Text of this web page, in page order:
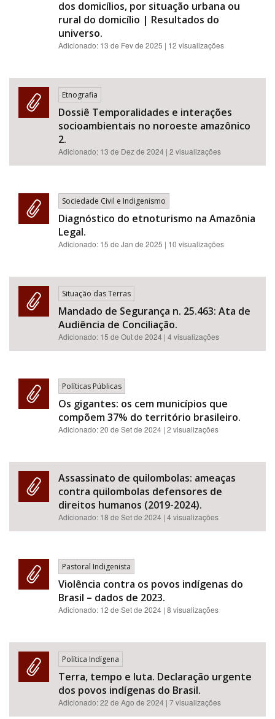
dos domicílios, por situação urbana ou
rural do domicílio | Resultados do
universo.
Adicionado: 13 de Fev de 2025 | 12 visualizações
Etnografia
Dossiê Temporalidades e interações
socioambientais no noroeste amazônico
2.
Adicionado: 13 de Dez de 2024 | 2 visualizações
Sociedade Civil e Indigenismo
Diagnóstico do etnoturismo na Amazônia
Legal.
Adicionado: 15 de Jan de 2025 | 10 visualizações
Situação das Terras
Mandado de Segurança n. 25.463: Ata de
Audiência de Conciliação.
Adicionado: 15 de Out de 2024 | 4 visualizações
Políticas Públicas
Os gigantes: os cem municípios que
compõem 37% do território brasileiro.
Adicionado:20 de Set de 2024 | 2 visualizações
Assassinato de quilombolas: ameaças
contra quilombolas defensores de
direitos humanos (2019-2024).
Adicionado: 18 de Set de 2024 | 4 visualizações
Pastoral Indigenista
Violência contra os povos indígenas do
Brasil – dados de 2023.
Adicionado: 12 de Set de 2024 | 8 visualizações
Política Indígena
Terra, tempo e luta. Declaração urgente
dos povos indígenas do Brasil.
Adicionado:22 de Ago de 2024 | 7 visualizações